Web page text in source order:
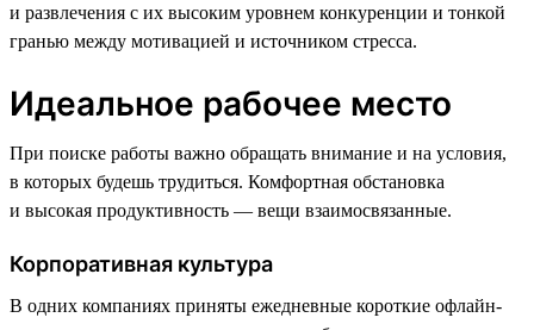
и развлечения с их высоким уровнем конкуренции и тонкой
гранью между мотивацией и источником стресса.
Идеальное рабочее место
При поиске работы важно обращать внимание и на условия,
в которых будешь трудиться. Комфортная обстановка
и высокая продуктивность — вещи взаимосвязанные.
Корпоративная культура
В одних компаниях приняты ежедневные короткие офлайн-